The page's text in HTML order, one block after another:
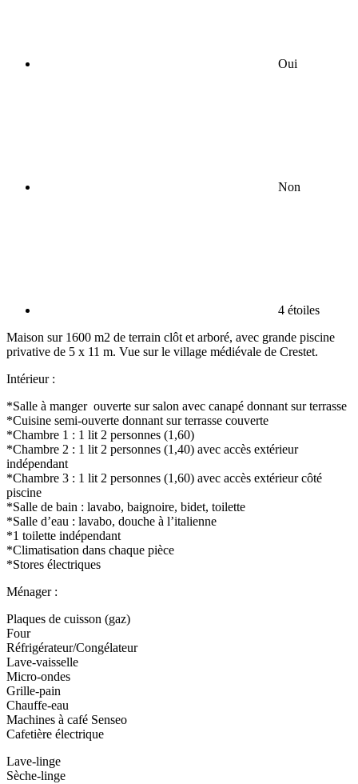
Oui
Non
4 étoiles
Maison sur 1600 m2 de terrain clôt et arboré, avec grande piscine
privative de 5 x 11 m. Vue sur le village médiévale de Crestet.
Intérieur :
*Salle à manger ouverte sur salon avec canapé donnant sur terrasse
*Cuisine semi-ouverte donnant sur terrasse couverte
*Chambre 1 : 1 lit 2 personnes (1,60)
*Chambre 2 : 1 lit 2 personnes (1,40) avec accès extérieur
indépendant
*Chambre 3 : 1 lit 2 personnes (1,60) avec accès extérieur côté
piscine
*Salle de bain : lavabo, baignoire, bidet, toilette
*Salle d’eau : lavabo, douche à l’italienne
*1 toilette indépendant
*Climatisation dans chaque pièce
*Stores électriques
Ménager :
Plaques de cuisson (gaz)
Four
Réfrigérateur/Congélateur
Lave-vaisselle
Micro-ondes
Grille-pain
Chauffe-eau
Machines à café Senseo
Cafetière électrique
Lave-linge
Sèche-linge